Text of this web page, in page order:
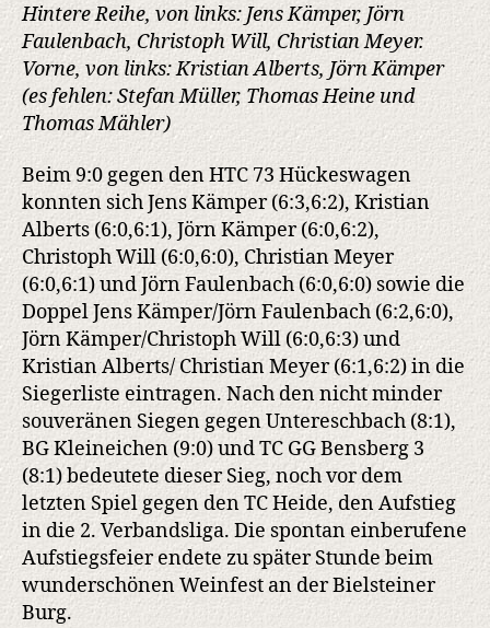
Hintere Reihe, von links: Jens Kämper, Jörn
Faulenbach, Christoph Will, Christian Meyer.
Vorne, von links: Kristian Alberts, Jörn Kämper
(es fehlen: Stefan Müller, Thomas Heine und
Thomas Mähler)
Beim 9:0 gegen den HTC 73 Hückeswagen
konnten sich Jens Kämper (6:3,6:2), Kristian
Alberts (6:0,6:1), Jörn Kämper (6:0,6:2),
Christoph Will (6:0,6:0), Christian Meyer
(6:0,6:1) und Jörn Faulenbach (6:0,6:0) sowie die
Doppel Jens Kämper/Jörn Faulenbach (6:2,6:0),
Jörn Kämper/Christoph Will (6:0,6:3) und
Kristian Alberts/ Christian Meyer (6:1,6:2) in die
Siegerliste eintragen. Nach den nicht minder
souveränen Siegen gegen Untereschbach (8:1),
BG Kleineichen (9:0) und TC GG Bensberg 3
(8:1) bedeutete dieser Sieg, noch vor dem
letzten Spiel gegen den TC Heide, den Aufstieg
in die 2. Verbandsliga. Die spontan einberufene
Aufstiegsfeier endete zu später Stunde beim
wunderschönen Weinfest an der Bielsteiner
Burg.